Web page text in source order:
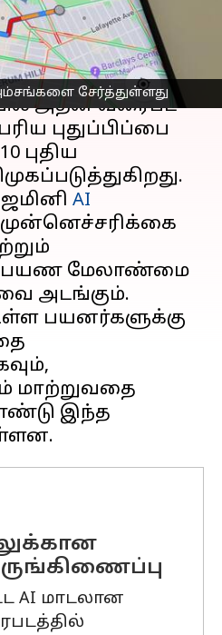
சேர்த்துள்ளது
Nov 06, 2025 04:39 pm
அதன் வரைபட
புதுப்பிப்பை
புதிய
AI
முன்னெச்சரிக்கை
பயண மேலாண்மை
அடங்கும்.
பயனர்களுக்கு
மாற்றுவதை
இந்த
AI மாடலான